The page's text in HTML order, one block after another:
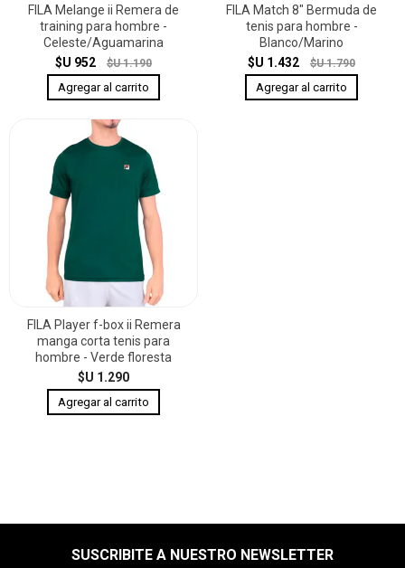
FILA Melange ii Remera de
training para hombre -
Celeste/Aguamarina
$U 952
$U 1.190
FILA Match 8" Bermuda de
tenis para hombre -
Blanco/Marino
$U 1.432
$U 1.790
FILA Player f-box ii Remera
manga corta tenis para
hombre - Verde floresta
$U 1.290
SUSCRIBITE A NUESTRO NEWSLETTER